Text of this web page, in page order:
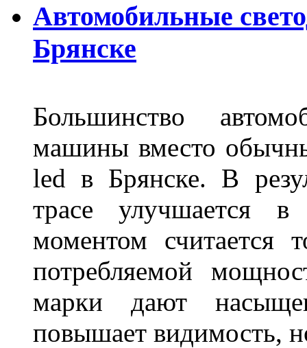
Автомобильные
Брянске
Большинство
машины вместо
led в Брянске. В
трасе улучшается
моментом считается
потребляемой
марки дают
повышает видимость,